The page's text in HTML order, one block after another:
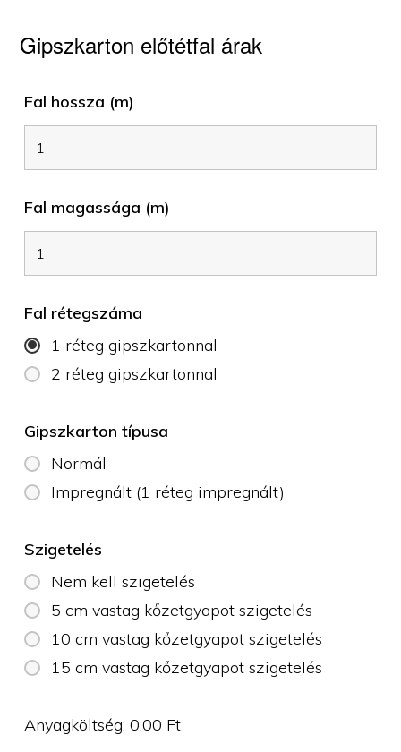
Gipszkarton előtétfal árak
Fal hossza (m)
Fal magassága (m)
Fal rétegszáma
1 réteg gipszkartonnal
2 réteg gipszkartonnal
Gipszkarton típusa
Normál
Impregnált (1 réteg impregnált)
Szigetelés
Nem kell szigetelés
5 cm vastag kőzetgyapot szigetelés
10 cm vastag kőzetgyapot szigetelés
15 cm vastag kőzetgyapot szigetelés
Anyagköltség:0,00 Ft